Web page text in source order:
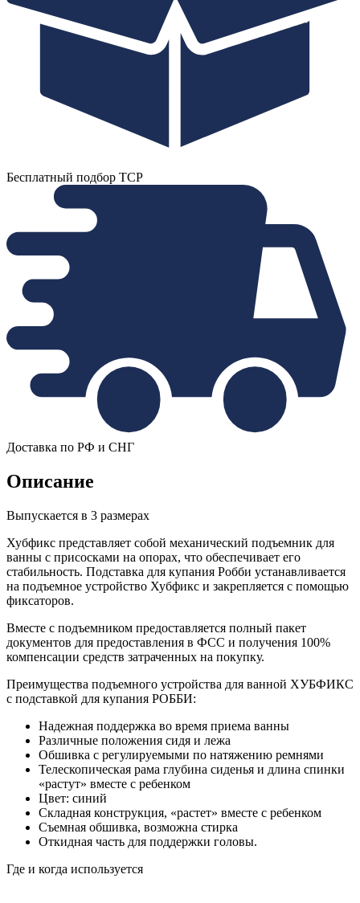
Бесплатный подбор ТСР
Доставка по РФ и СНГ
Описание
Выпускается в 3 размерах
Хубфикс представляет собой механический подъемник для
ванны с присосками на опорах, что обеспечивает его
стабильность. Подставка для купания Робби устанавливается
на подъемное устройство Хубфикс и закрепляется с помощью
фиксаторов.
Вместе с подъемником предоставляется полный пакет
документов для предоставления в ФСС и получения 100%
компенсации средств затраченных на покупку.
Преимущества подъемного устройства для ванной ХУБФИКС
с подставкой для купания РОББИ:
Надежная поддержка во время приема ванны
Различные положения сидя и лежа
Обшивка с регулируемыми по натяжению ремнями
Телескопическая рама глубина сиденья и длина спинки
«растут» вместе с ребенком
Цвет: синий
Складная конструкция, «растет» вместе с ребенком
Съемная обшивка, возможна стирка
Откидная часть для поддержки головы.
Где и когда используется